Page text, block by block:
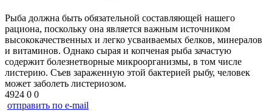
Рыба должна быть обязательной составляющей нашего
рациона, поскольку она является важным источником
высококачественных и легко усваиваемых белков, минералов
и витаминов. Однако сырая и копченая рыба зачастую
содержит болезнетворные микроорганизмы, в том числе
листерию. Съев зараженную этой бактерией рыбу, человек
может заболеть листериозом.
4924 0 0
отправить по e-mail